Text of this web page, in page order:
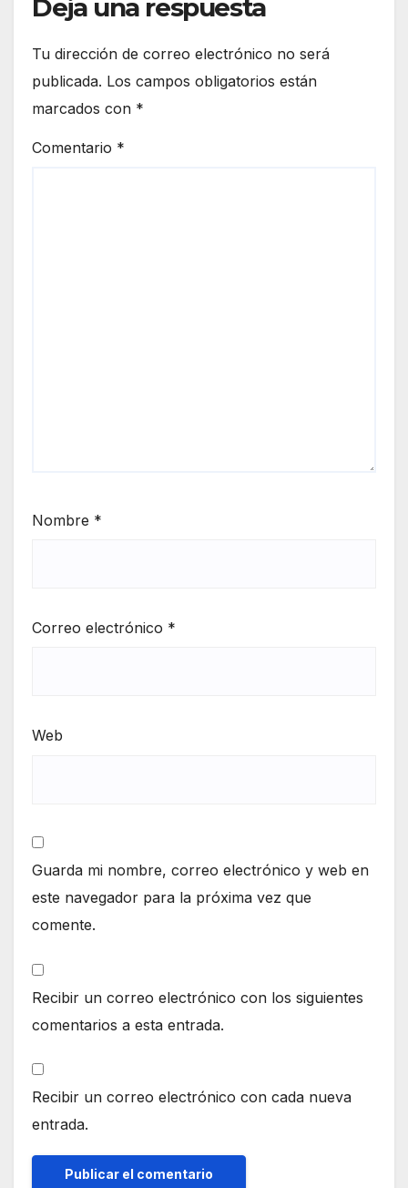
Deja una respuesta
Tu dirección de correo electrónico no será
publicada. Los campos obligatorios están
marcados con *
Comentario *
Nombre *
Correo electrónico *
Web
Guarda mi nombre, correo electrónico y web en
este navegador para la próxima vez que
comente.
Recibir un correo electrónico con los siguientes
comentarios a esta entrada.
Recibir un correo electrónico con cada nueva
entrada.